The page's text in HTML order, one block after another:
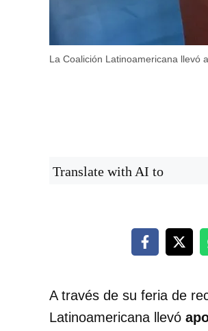
La Coalición Latinoamericana llevó
Translate with AI to
A través de su feria de
Latinoamericana llevó